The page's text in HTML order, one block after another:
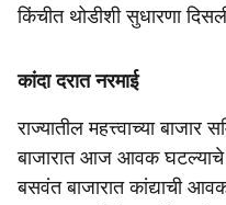
किंचीत थोडीशी सुधारणा
कांदा दरात नरमाई
राज्यातील महत्त्वाच्या बाजार
बाजारात आज आवक घटल्याचे
बसवंत बाजारात कांद्याची